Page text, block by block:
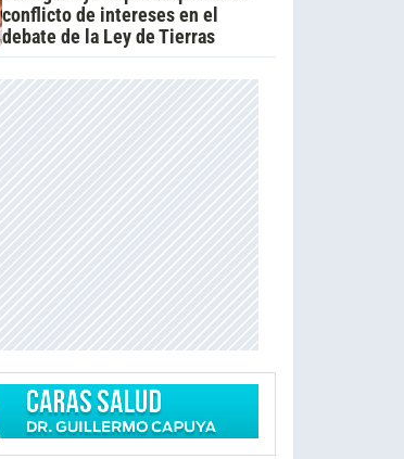
conflicto de intereses en el
debate de la Ley de Tierras